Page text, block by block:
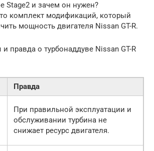
Stage2 и зачем он нужен?
комплект модификаций, который
мощность двигателя Nissan GT-R.
правда о турбонаддуве Nissan GT-R
Правда
При правильной эксплуатации и
обслуживании турбина не
снижает ресурс двигателя.